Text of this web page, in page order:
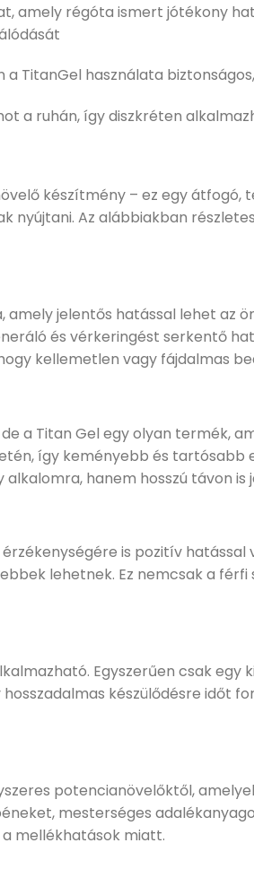
amely régóta ismert jótékony
TitanGel használata
a ruhán, így diszkréten
készítmény – ez egy
nyújtani. Az alábbiakban
jelentős hatással lehet az
és vérkeringést serkentő
kellemetlen vagy fájdalmas
a Titan Gel egy olyan termék,
így keményebb és
hanem hosszú távon
is pozitív
lehetnek. Ez nemcsak a
Egyszerűen csak egy
készülődésre időt
potencianövelőktől,
mesterséges
mellékhatások miatt.